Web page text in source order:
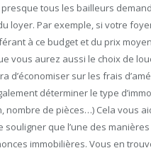
tous les bailleurs
loyer. Par exemple, si votre
à ce budget et du prix
vous aurez aussi le choix de
d’économiser sur les frais
déterminer le type
nombre de pièces…) Cela vous
souligner que l’une des
immobilières. Vous en